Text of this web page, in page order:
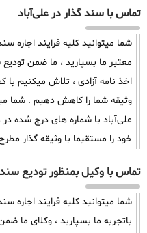
تماس با سند گذار در علی‌آباد
شما میتوانید کلیه فرایند اجاره
معتبر ما بسپارید ، ما ضمن
اخذ نامه آزادی ، تلاش میکنیم
وثیقه شما را کاهش دهیم . شما
علی‌آباد با شماره های درج شده
خود را مستقیما با وثیقه گذار
تماس با وکیل بمنظور تودیع سند
شما میتوانید کلیه فرایند اجاره
باتجربه ما بسپارید ، وکلای ما